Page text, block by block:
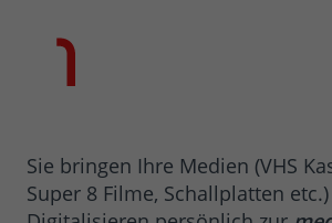
Sie bringen Ihre Medien (VHS
Super 8 Filme, Schallplatten